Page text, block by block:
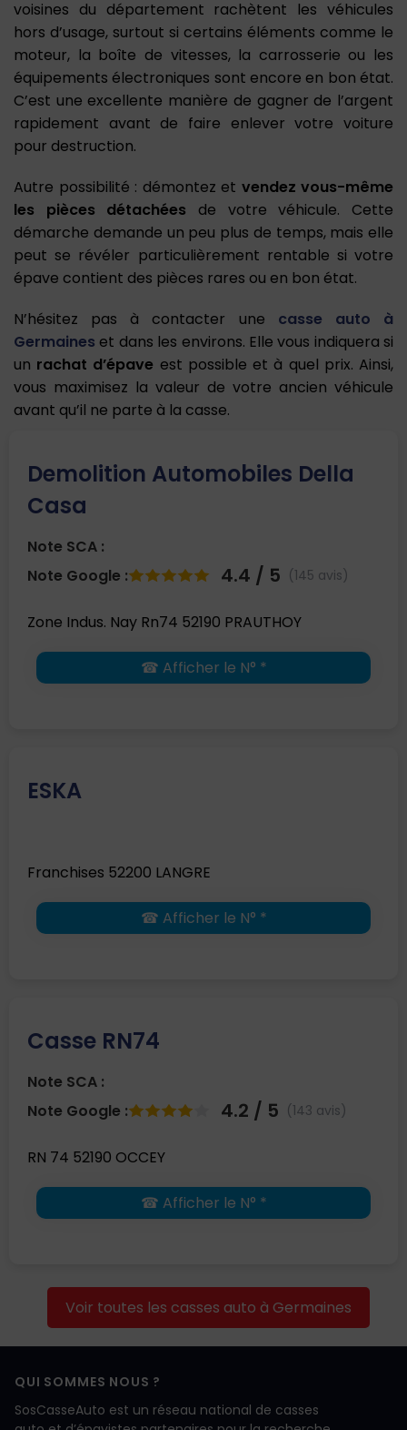
voisines du département rachètent les véhicules
hors d’usage, surtout si certains éléments comme le
moteur, la boîte de vitesses, la carrosserie ou les
équipements électroniques sont encore en bon état.
C’est une excellente manière de gagner de l’argent
rapidement avant de faire enlever votre voiture
pour destruction.
Autre possibilité : démontez et vendez vous-même
les pièces détachées de votre véhicule. Cette
démarche demande un peu plus de temps, mais elle
peut se révéler particulièrement rentable si votre
épave contient des pièces rares ou en bon état.
N’hésitez pas à contacter une casse auto à
Germaines et dans les environs. Elle vous indiquera si
un rachat d’épave est possible et à quel prix. Ainsi,
vous maximisez la valeur de votre ancien véhicule
avant qu’il ne parte à la casse.
Demolition Automobiles Della
Casa
Note SCA :
Note Google :
4.4 / 5 (145 avis)
Zone Indus. Nay Rn74 52190 PRAUTHOY
☎ Afficher le N° *
ESKA
Franchises 52200 LANGRE
☎ Afficher le N° *
Casse RN74
Note SCA :
Note Google :
4.2 / 5 (143 avis)
RN 74 52190 OCCEY
☎ Afficher le N° *
Voir toutes les casses auto à Germaines
QUI SOMMES NOUS ?
SosCasseAuto est un réseau national de casses